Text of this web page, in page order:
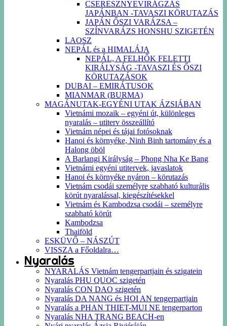
CSERESZNYEVIRÁGZÁS
JAPÁNBAN -TAVASZI KÖRUTAZÁS
JAPÁN ŐSZI VARÁZSA –
SZÍNVARÁZS HONSHU SZIGETÉN
LAOSZ
NEPÁL és a HIMALÁJA
NEPÁL, A FELHŐK FELETTI
KIRÁLYSÁG -TAVASZI ÉS ŐSZI
KÖRUTAZÁSOK
DUBAI – EMIRÁTUSOK
MIANMAR (BURMA)
MAGÁNUTAK-EGYÉNI UTAK ÁZSIÁBAN
Vietnámi mozaik – egyéni út, különleges
nyaralás – utiterv összeállító
Vietnám népei és tájai fotósoknak
Hanoi és környéke, Ninh Binh tartomány és a
Halong öböl
A Barlangi Királyság – Phong Nha Ke Bang
Vietnámi egyéni utitervek, javaslatok
Hanoi és környéke nyáron – körutazás
Vietnám csodái személyre szabható kulturális
körút nyaralással, kiegészítésekkel
Vietnám és Kambodzsa csodái – személyre
szabható körút
Kambodzsa
Thaiföld
ESKÜVŐ – NÁSZÚT
VISSZA a Főoldalra…
Nyaralás
NYARALÁS Vietnám tengerpartjain és szigatein
Nyaralás PHU QUOC szigetén
Nyaralás CON DAO szigetén
Nyaralás DA NANG és HOI AN tengerpartjain
Nyaralás a PHAN THIET-MUI NE tengerparton
Nyaralás NHA TRANG BEACH-en